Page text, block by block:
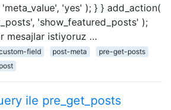
'yes' ); } } add_action(
'show_featured_posts' );
mesajlar istiyoruz …
field post-meta
pre-get-posts
ile pre_get_posts